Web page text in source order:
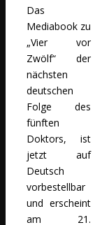
Das
Mediabook zu
„Vier vor
Zwölf“ der
nächsten
deutschen
Folge des
fünften
Doktors, ist
jetzt auf
Deutsch
vorbestellbar
und erscheint
am 21.